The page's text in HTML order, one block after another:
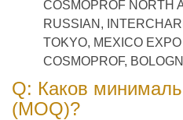
COSMOPROF NORTH
RUSSIAN,
TOKYO, MEXICO
COSMOPROF,
Q: Каков
(MOQ)?